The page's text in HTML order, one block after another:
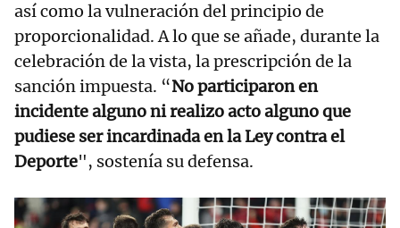
así como la vulneración del principio de
proporcionalidad. A lo que se añade, durante la
celebración de la vista, la prescripción de la
sanción impuesta. “No participaron en
incidente alguno ni realizo acto alguno que
pudiese ser incardinada en la Ley contra el
Deporte", sostenía su defensa.